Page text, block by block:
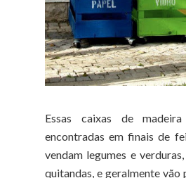
Essas caixas de
encontradas em finais de
vendam legumes e
quitandas, e geralmente vão